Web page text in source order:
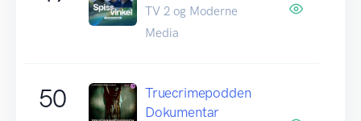
TV 2 og Moderne
Media
50
Truecrimepodden
Dokumentar